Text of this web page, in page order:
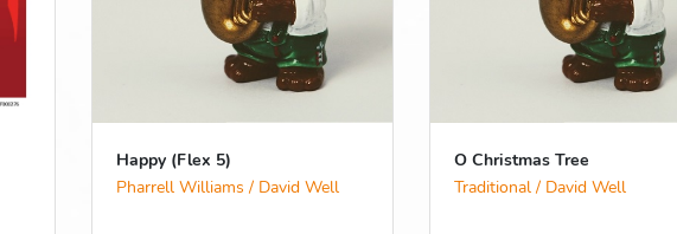
Happy (Flex 5)
Pharrell Williams / David Well
O Christmas Tree
Traditional / David Well